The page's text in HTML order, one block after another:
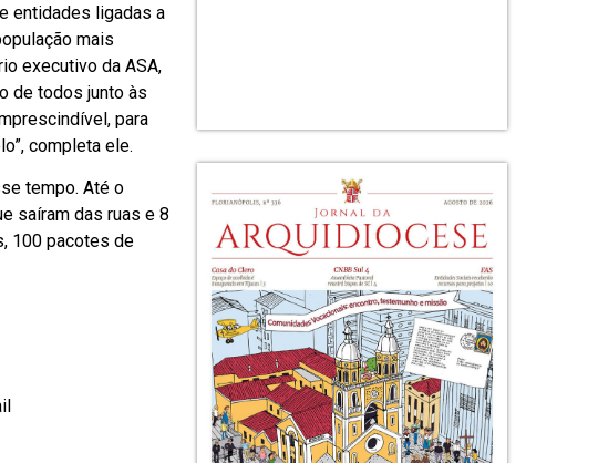
entidades ligadas a
mais
executivo da ASA,
de todos junto às
para
completa ele.
tempo. Até o
saíram das ruas e 8
100 pacotes de